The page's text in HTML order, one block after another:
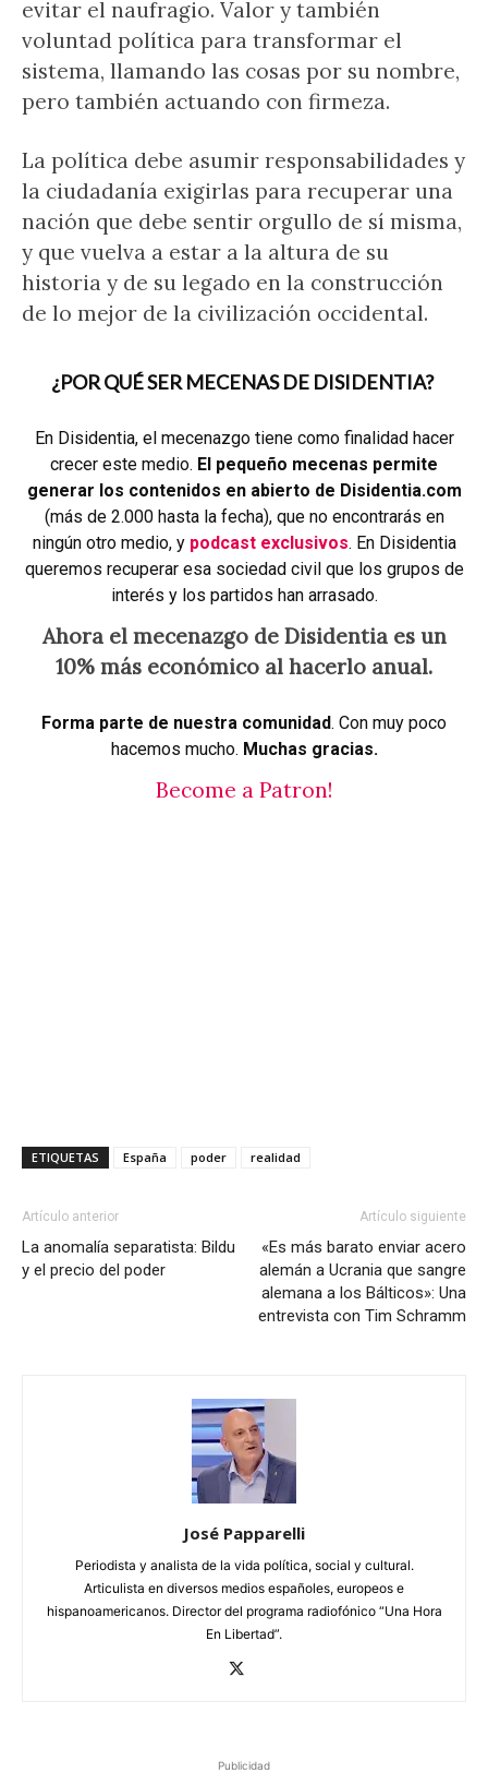
evitar el naufragio. Valor y también
voluntad política para transformar el
sistema, llamando las cosas por su nombre,
pero también actuando con firmeza.
La política debe asumir responsabilidades y
la ciudadanía exigirlas para recuperar una
nación que debe sentir orgullo de sí misma,
y que vuelva a estar a la altura de su
historia y de su legado en la construcción
de lo mejor de la civilización occidental.
¿POR QUÉ SER MECENAS DE DISIDENTIA?
En Disidentia, el mecenazgo tiene como finalidad hacer
crecer este medio. El pequeño mecenas permite
generar los contenidos en abierto de Disidentia.com
(más de 2.000 hasta la fecha), que no encontrarás en
ningún otro medio, y podcast exclusivos. En Disidentia
queremos recuperar esa sociedad civil que los grupos de
interés y los partidos han arrasado.
Ahora el mecenazgo de Disidentia es un
10% más económico al hacerlo anual.
Forma parte de nuestra comunidad. Con muy poco
hacemos mucho. Muchas gracias.
Become a Patron!
ETIQUETAS España poder realidad
Artículo anterior
La anomalía separatista: Bildu
y el precio del poder
Artículo siguiente
«Es más barato enviar acero
alemán a Ucrania que sangre
alemana a los Bálticos»: Una
entrevista con Tim Schramm
José Papparelli
Periodista y analista de la vida política, social y cultural.
Articulista en diversos medios españoles, europeos e
hispanoamericanos. Director del programa radiofónico “Una Hora
En Libertad”.
Publicidad